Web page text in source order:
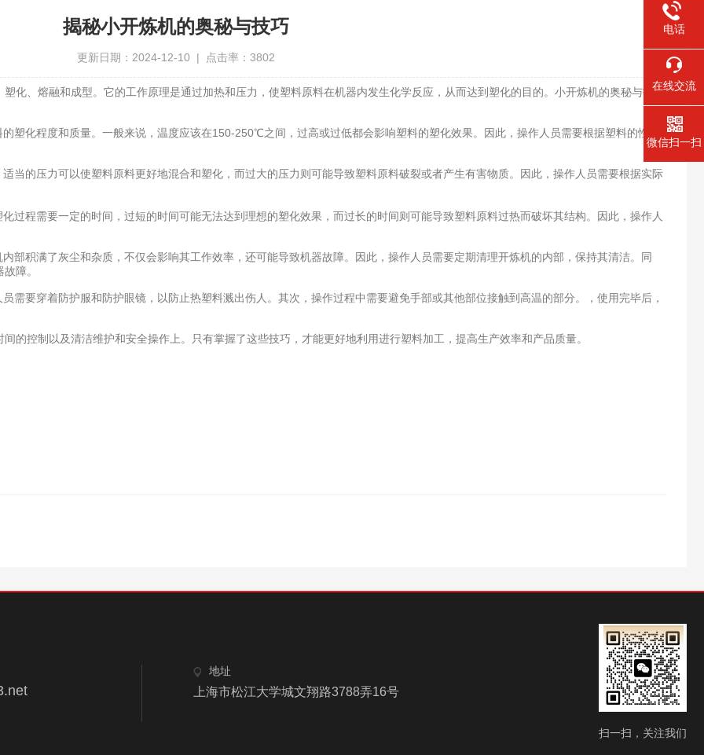
揭秘小开炼机的奥秘与技巧
更新日期：2024-12-10 | 点击率：3802
化、熔融和成型。它的工作原理是通过加热和压力，使塑料原料在机器内发生化学反应，从而达到塑化的目的。小开炼机的奥秘与技巧
化程度和质量。一般来说，温度应该在150-250℃之间，过高或过低都会影响塑料的塑化效果。因此，操作人员需要根据塑料的性质
的压力可以使塑料原料更好地混合和塑化，而过大的压力则可能导致塑料原料破裂或者产生有害物质。因此，操作人员需要根据实际
需要一定的时间，过短的时间可能无法达到理想的塑化效果，而过长的时间则可能导致塑料原料过热而破坏其结构。因此，操作人
积满了灰尘和杂质，不仅会影响其工作效率，还可能导致机器故障。因此，操作人员需要定期清理开炼机的内部，保持其清洁。同
障。
穿着防护服和防护眼镜，以防止热塑料溅出伤人。其次，操作过程中需要避免手部或其他部位接触到高温的部分。，使用完毕后，
控制以及清洁维护和安全操作上。只有掌握了这些技巧，才能更好地利用进行塑料加工，提高生产效率和产品质量。
地址
上海市松江大学城文翔路3788弄16号
扫一扫，关注我们
电话
在线交流
微信扫一扫